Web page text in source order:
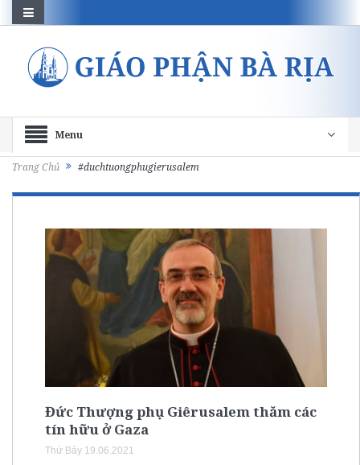
Menu
Trang Chủ #duchtuongphugierusalem
Đức Thượng phụ Giêrusalem thăm các
tín hữu ở Gaza
Thứ Bảy 19.06.2021